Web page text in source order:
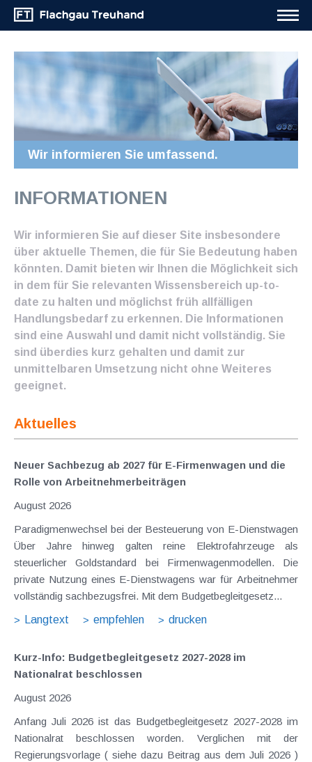
Wir informieren Sie umfassend.
INFORMATIONEN
Wir informieren Sie auf dieser Site insbesondere
über aktuelle Themen, die für Sie Bedeutung haben
könnten. Damit bieten wir Ihnen die Möglichkeit sich
in dem für Sie relevanten Wissensbereich up-to-
date zu halten und möglichst früh allfälligen
Handlungsbedarf zu erkennen. Die Informationen
sind eine Auswahl und damit nicht vollständig. Sie
sind überdies kurz gehalten und damit zur
unmittelbaren Umsetzung nicht ohne Weiteres
geeignet.
Aktuelles
Neuer Sachbezug ab 2027 für E-Firmenwagen und die
Rolle von Arbeitnehmer​­beiträgen
August 2026
Paradigmenwechsel bei der Besteuerung von E-Dienstwagen
Über Jahre hinweg galten reine Elektrofahrzeuge als
steuerlicher Goldstandard bei Firmenwagenmodellen. Die
private Nutzung eines E-Dienstwagens war für Arbeitnehmer
vollständig sachbezugsfrei. Mit dem Budgetbegleitgesetz...
Langtext
empfehlen drucken
Kurz-Info: Budgetbegleitgesetz 2027-2028 im
Nationalrat beschlossen
August 2026
Anfang Juli 2026 ist das Budgetbegleitgesetz 2027-2028 im
Nationalrat beschlossen worden. Verglichen mit der
Regierungsvorlage ( siehe dazu Beitrag aus dem Juli 2026 )